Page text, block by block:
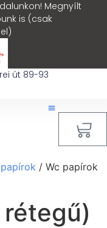
Megnyílt
is (csak
út 89-93
/ Wc papírok